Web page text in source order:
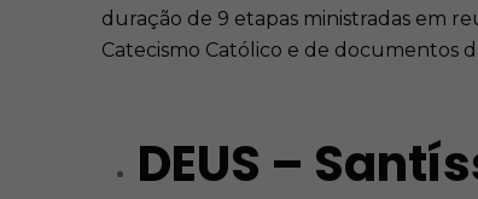
duração de 9 etapas ministradas em
Catecismo Católico e de documentos
DEUS –